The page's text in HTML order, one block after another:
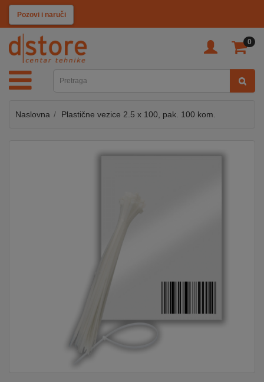
Pozovi i naruči
0
KATEGORIJE
TV
SAT
MOBILNI
Naslovna Plastične vezice 2.5 x 100, pak. 100 kom.